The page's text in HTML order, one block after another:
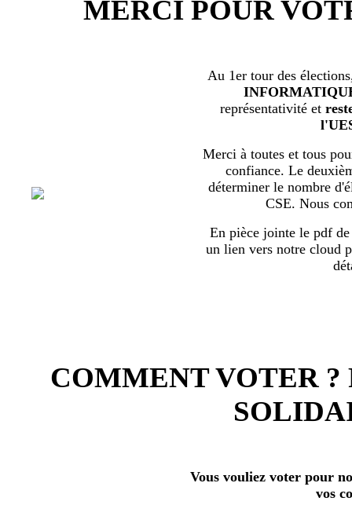
MERCI POUR
Au 1er tour des
représentativité et
Merci à toutes et tous
confiance. Le
déterminer le nombre
CSE. Nous
En pièce jointe le pdf de
un lien vers notre cloud
COMMENT VOTER ?
Vous vouliez voter pour
vos